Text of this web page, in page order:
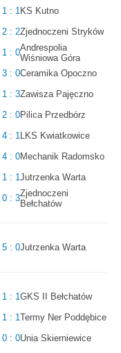
1 : 1KS Kutno
2 : 2Zjednoczeni Stryków
1 : 0Andrespolia
Wiśniowa Góra
3 : 0Ceramika Opoczno
1 : 3Zawisza Pajęczno
2 : 0Pilica Przedbórz
4 : 1LKS Kwiatkowice
4 : 0Mechanik Radomsko
1 : 1Jutrzenka Warta
0 : 3Zjednoczeni
Bełchatów
5 : 0Jutrzenka Warta
1 : 1GKS II Bełchatów
1 : 1Termy Ner Poddębice
0 : 0Unia Skierniewice